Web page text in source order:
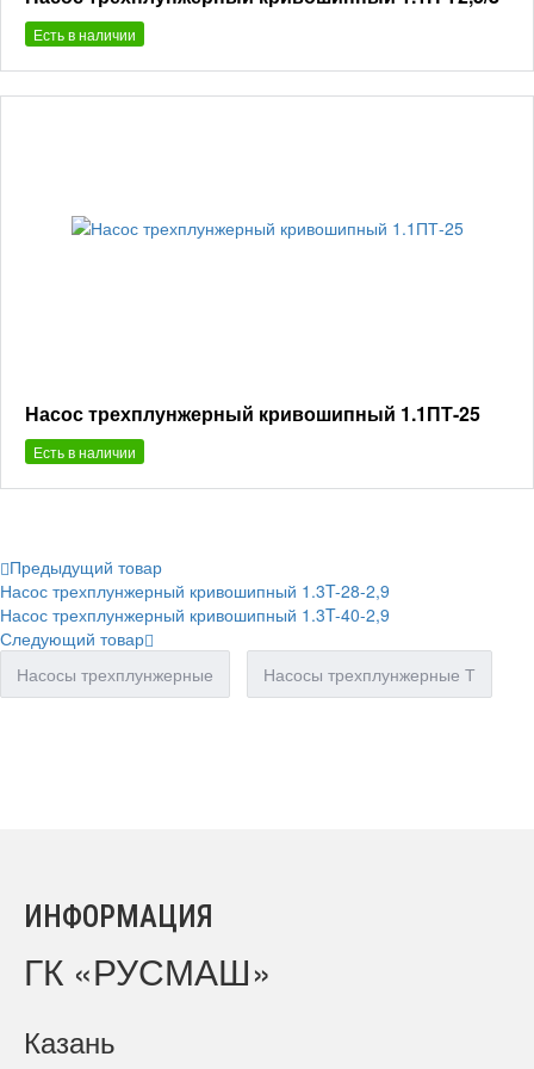
Есть в наличии
Насос трехплунжерный кривошипный 1.1ПТ-25
Есть в наличии
Предыдущий товар
Насос трехплунжерный кривошипный 1.3T-28-2,9
Насос трехплунжерный кривошипный 1.3T-40-2,9
Следующий товар
Насосы трехплунжерные
Насосы трехплунжерные Т
ИНФОРМАЦИЯ
ГК «РУСМАШ»
Казань